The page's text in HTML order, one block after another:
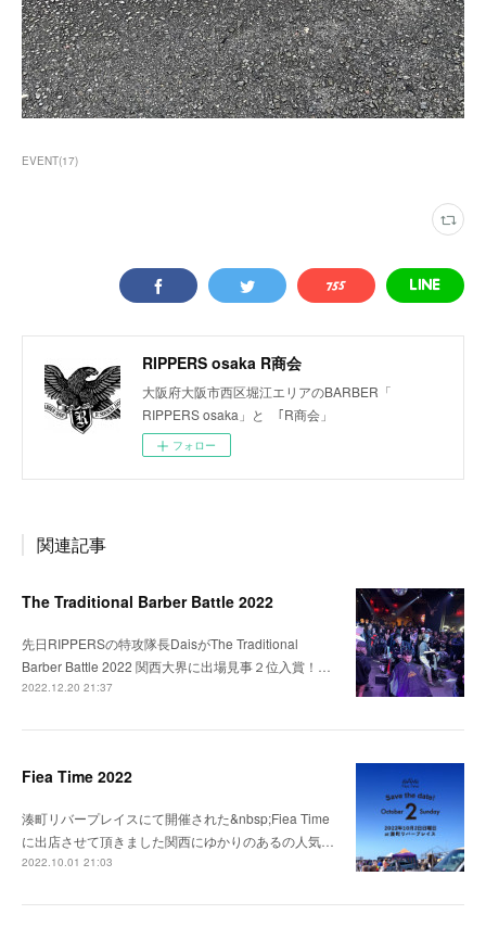
EVENT(17)
RIPPERS osaka R商会
大阪府大阪市西区堀江エリアのBARBER「
RIPPERS osaka」と ｢R商会」
フォロー
関連記事
The Traditional Barber Battle 2022
先日RIPPERSの特攻隊長DaisがThe Traditional
Barber Battle 2022 関西大界に出場見事２位入賞！…
2022.12.20 21:37
Fiea Time 2022
湊町リバープレイスにて開催された&nbsp;Fiea Time
に出店させて頂きました関西にゆかりのあるの人気…
2022.10.01 21:03